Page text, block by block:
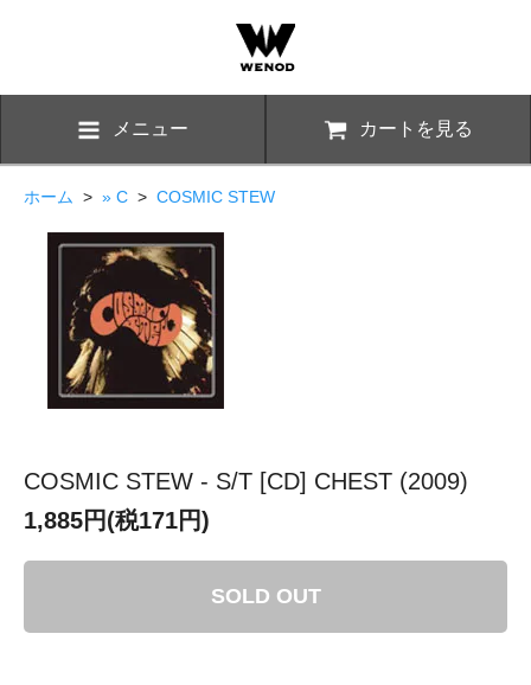
メニュー カートを見る
ホーム > » C > COSMIC STEW
COSMIC STEW - S/T [CD] CHEST (2009)
1,885円(税171円)
SOLD OUT